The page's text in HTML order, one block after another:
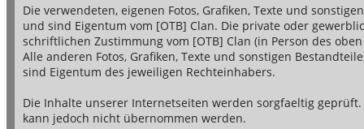
Die verwendeten, eigenen Fotos, Grafiken, Texte und
und sind Eigentum vom [OTB] Clan. Die private oder
schriftlichen Zustimmung vom [OTB] Clan (in Person des
Alle anderen Fotos, Grafiken, Texte und sonstigen
sind Eigentum des jeweiligen Rechteinhabers.
Die Inhalte unserer Internetseiten werden sorgfaeltig
kann jedoch nicht übernommen werden.